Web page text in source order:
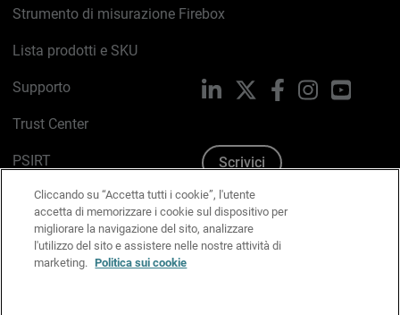
Strumento di misurazione Firebox
Lista prodotti e SKU
Supporto
Trust Center
PSIRT
Politica sui cookie
Informativa sulla privacy
Kit Media & Brand
LinkedIn FacebookInstagram
Scrivici
Cliccando su “Accetta tutti i cookie”, l'utente
accetta di memorizzare i cookie sul dispositivo per
migliorare la navigazione del sito, analizzare
l'utilizzo del sito e assistere nelle nostre attività di
marketing. Politica sui cookie